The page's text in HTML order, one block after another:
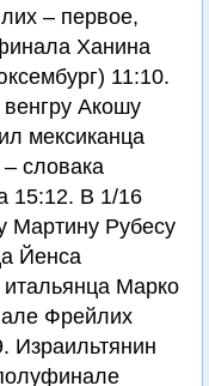
– первое,
Ханина
11:10.
Акошу
мексиканца
словака
15:12. В 1/16
Мартину Рубесу
Йенса
Марко
Фрейлих
Израильтянин